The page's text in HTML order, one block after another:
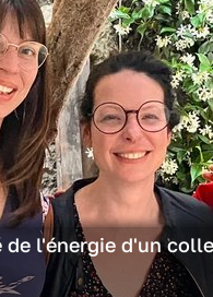
l'énergie d'un